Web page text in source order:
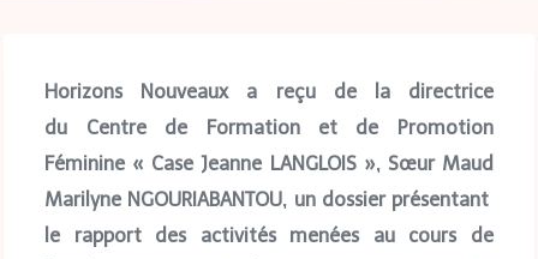
Horizons Nouveaux a reçu de l a directrice
du Centre de Formation et de Promotion
Féminine « Case Jeanne LANGLOIS », Sœur Maud
Marilyne NGOURIABANTOU, un dossier présentant
le rapport des activités menées au cours de